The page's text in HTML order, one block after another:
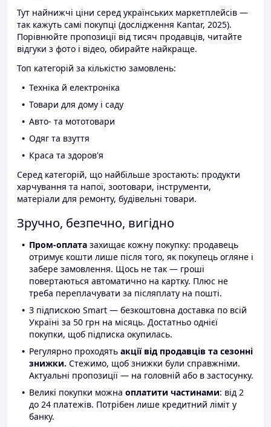
Тут найнижчі ціни серед українських маркетплейсів —
так кажуть самі покупці (дослідження Kantar, 2025).
Порівнюйте пропозиції від тисяч продавців, читайте
відгуки з фото і відео, обирайте найкраще.
Топ категорій за кількістю замовлень:
Техніка й електроніка
Товари для дому і саду
Авто- та мототовари
Одяг та взуття
Краса та здоров'я
Серед категорій, що найбільше зростають: продукти
харчування та напої, зоотовари, інструменти,
матеріали для ремонту, будівельні товари.
Зручно, безпечно, вигідно
Пром-оплата захищає кожну покупку: продавець
отримує кошти лише після того, як покупець огляне і
забере замовлення. Щось не так — гроші
повертаються автоматично на картку. Плюс не
треба переплачувати за післяплату на пошті.
З підпискою Smart — безкоштовна доставка по всій
Україні за 50 грн на місяць. Достатньо однієї
покупки, щоб підписка окупилась.
Регулярно проходять акції від продавців та сезонні
знижки. Стежимо, щоб знижки були справжніми.
Актуальні пропозиції — на головній або в застосунку.
Великі покупки можна оплатити частинами: від 2
до 24 платежів. Потрібен лише кредитний ліміт у
банку.